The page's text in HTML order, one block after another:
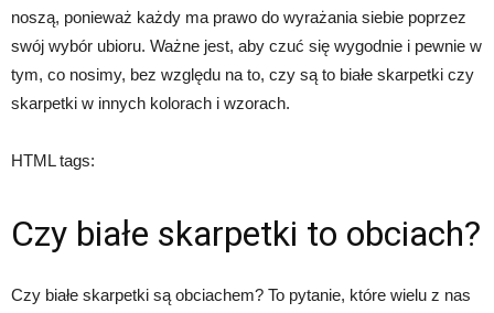
noszą, ponieważ każdy ma prawo do wyrażania siebie poprzez
swój wybór ubioru. Ważne jest, aby czuć się wygodnie i pewnie w
tym, co nosimy, bez względu na to, czy są to białe skarpetki czy
skarpetki w innych kolorach i wzorach.
HTML tags:
Czy białe skarpetki to obciach?
Czy białe skarpetki są obciachem? To pytanie, które wielu z nas